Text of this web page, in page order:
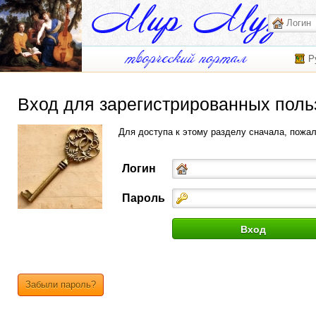
Вход для зарегистрированных
Для доступа к этому разделу сначала,
Логин
Пароль
Забыли пароль?